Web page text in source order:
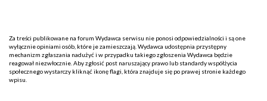
Za treści publikowane na forum Wydawca serwisu nie ponosi odpowiedzialności i są one
wyłącznie opiniami osób, które je zamieszczają. Wydawca udostępnia przystępny
mechanizm zgłaszania nadużyć i w przypadku takiego zgłoszenia Wydawca będzie
reagował niezwłocznie. Aby zgłosić post naruszający prawo lub standardy współżycia
społecznego wystarczy kliknąć ikonę flagi, która znajduje się po prawej stronie każdego
wpisu.